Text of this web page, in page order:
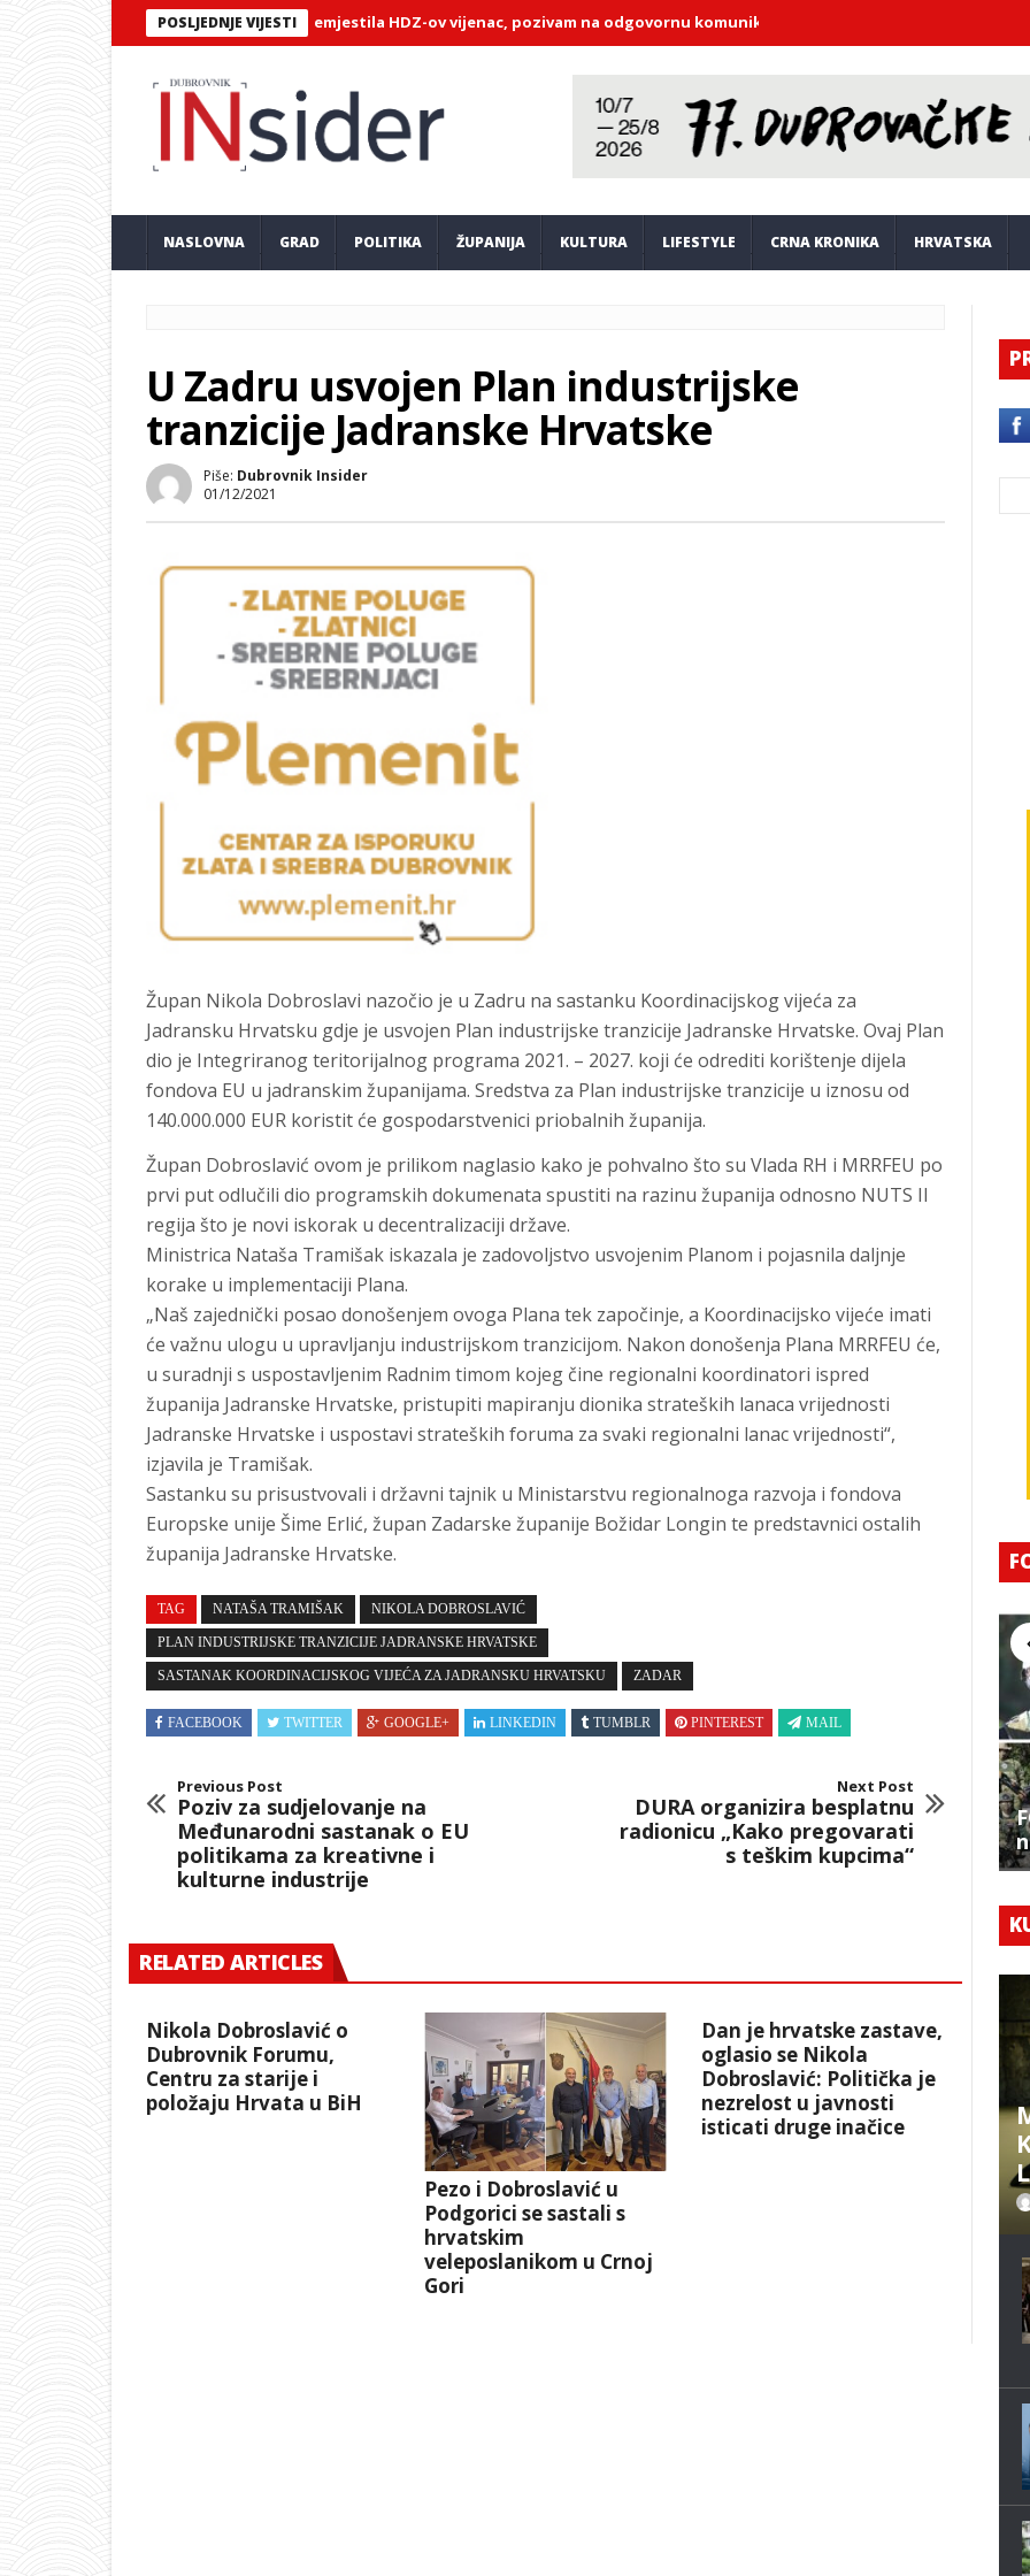
POSLJEDNJE VIJESTI
Općina nije uklonila niti premjestila HDZ-ov vijenac, pozivam na odgovornu komunikaciju Modrić i Džeko udružili snage:
NASLOVNA GRAD POLITIKA ŽUPANIJA KULTURA LIFESTYLE CRNA KRONIKA HRVATSKA
U Zadru usvojen Plan industrijske
tranzicije Jadranske Hrvatske
Piše: Dubrovnik Insider
01/12/2021
Župan Nikola Dobroslavi nazočio je u Zadru na sastanku Koordinacijskog vijeća za
Jadransku Hrvatsku gdje je usvojen Plan industrijske tranzicije Jadranske Hrvatske. Ovaj Plan
dio je Integriranog teritorijalnog programa 2021. – 2027. koji će odrediti korištenje dijela
fondova EU u jadranskim županijama. Sredstva za Plan industrijske tranzicije u iznosu od
140.000.000 EUR koristit će gospodarstvenici priobalnih županija.
Župan Dobroslavić ovom je prilikom naglasio kako je pohvalno što su Vlada RH i MRRFEU po
prvi put odlučili dio programskih dokumenata spustiti na razinu županija odnosno NUTS II
regija što je novi iskorak u decentralizaciji države.
Ministrica Nataša Tramišak iskazala je zadovoljstvo usvojenim Planom i pojasnila daljnje
korake u implementaciji Plana.
„Naš zajednički posao donošenjem ovoga Plana tek započinje, a Koordinacijsko vijeće imati
će važnu ulogu u upravljanju industrijskom tranzicijom. Nakon donošenja Plana MRRFEU će,
u suradnji s uspostavljenim Radnim timom kojeg čine regionalni koordinatori ispred
županija Jadranske Hrvatske, pristupiti mapiranju dionika strateških lanaca vrijednosti
Jadranske Hrvatske i uspostavi strateških foruma za svaki regionalni lanac vrijednosti“,
izjavila je Tramišak.
Sastanku su prisustvovali i državni tajnik u Ministarstvu regionalnoga razvoja i fondova
Europske unije Šime Erlić, župan Zadarske županije Božidar Longin te predstavnici ostalih
županija Jadranske Hrvatske.
TAG NATAŠA TRAMIŠAK NIKOLA DOBROSLAVIĆ
PLAN INDUSTRIJSKE TRANZICIJE JADRANSKE HRVATSKE
SASTANAK KOORDINACIJSKOG VIJEĆA ZA JADRANSKU HRVATSKU ZADAR
FACEBOOK TWITTER GOOGLE+ LINKEDIN TUMBLR PINTEREST MAIL
Previous Post
Poziv za sudjelovanje na
Međunarodni sastanak o EU
politikama za kreativne i
kulturne industrije
Next Post
DURA organizira besplatnu
radionicu „Kako pregovarati
s teškim kupcima“
RELATED ARTICLES
Nikola Dobroslavić o
Dubrovnik Forumu,
Centru za starije i
položaju Hrvata u BiH
Pezo i Dobroslavić u
Podgorici se sastali s
hrvatskim
veleposlanikom u Crnoj
Gori
Dan je hrvatske zastave,
oglasio se Nikola
Dobroslavić: Politička je
nezrelost u javnosti
isticati druge inačice